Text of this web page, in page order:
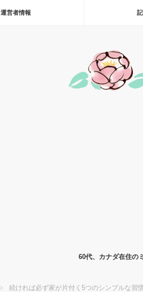
運営者情報
60代、カナダ在住の
続ければ必ず家が片付く5つのシンプルな習慣